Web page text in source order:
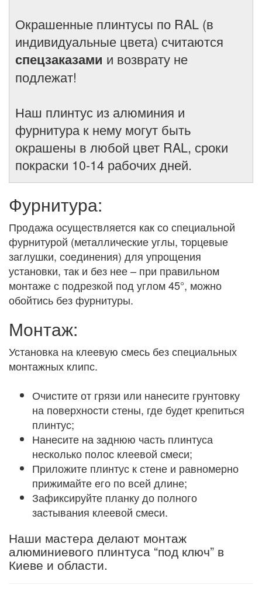
Окрашенные плинтусы по RAL (в
индивидуальные цвета) считаются
спецзаказами и возврату не
подлежат!
Наш плинтус из алюминия и
фурнитура к нему могут быть
окрашены в любой цвет RAL, сроки
покраски 10-14 рабочих дней.
Фурнитура:
Продажа осуществляется как со специальной
фурнитурой (металлические углы, торцевые
заглушки, соединения) для упрощения
установки, так и без нее – при правильном
монтаже с подрезкой под углом 45°, можно
обойтись без фурнитуры.
Монтаж:
Установка на клеевую смесь без специальных
монтажных клипс.
Очистите от грязи или нанесите грунтовку
на поверхности стены, где будет крепиться
плинтус;
Нанесите на заднюю часть плинтуса
несколько полос клеевой смеси;
Приложите плинтус к стене и равномерно
прижимайте его по всей длине;
Зафиксируйте планку до полного
застывания клеевой смеси.
Наши мастера делают монтаж
алюминиевого плинтуса “под ключ” в
Киеве и области.